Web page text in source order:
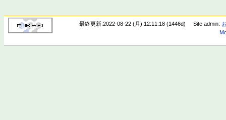
最終更新:2022-08-22 (月) 12:11:18 (1446d) Site admin: